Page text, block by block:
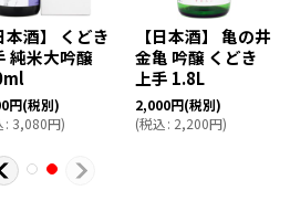
本酒】 くどき
純米大吟醸
円(税別)
: 3,080円)
【日本酒】 亀の井
金亀 吟醸 くどき
上手 1.8L
2,000円(税別)
(税込: 2,200円)